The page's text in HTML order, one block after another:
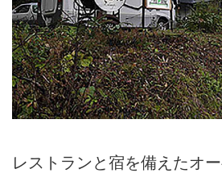
レストランと宿を備えたオ